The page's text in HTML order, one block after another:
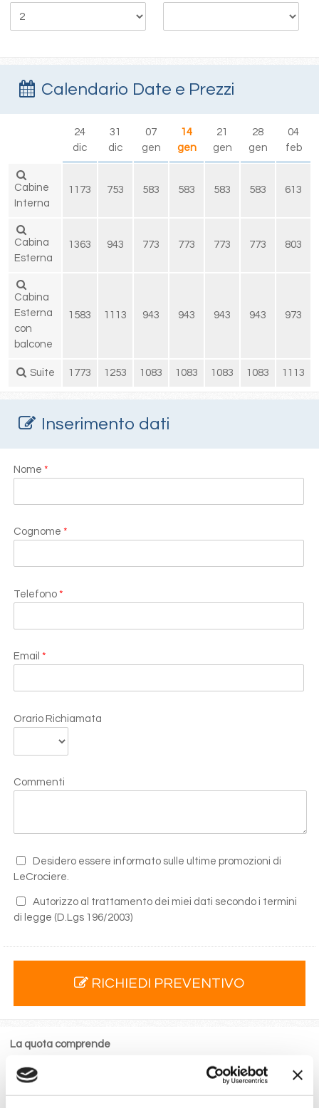
Calendario Date e Prezzi
24
dic
31
dic
07
gen
14
gen
21
gen
28
gen
04
feb
Cabine
Interna
1173 753 583 583 583 583 613
Cabina
Esterna
1363 943 773 773 773 773 803
Cabina
Esterna
con
balcone
1583 1113 943 943 943 943 973
Suite 1773 1253 1083 1083 1083 1083 1113
Inserimento dati
Nome *
Cognome *
Telefono *
Email *
Orario Richiamata
Commenti
Desidero essere informato sulle ultime promozioni di
LeCrociere.
Autorizzo al trattamento dei miei dati secondo i termini
di legge (D.Lgs 196/2003)
RICHIEDI PREVENTIVO
La quota comprende
La sistemazione nella cabina prescelta dotata di ogni
comfort: servizi privati, aria condizionata, telefono, TV